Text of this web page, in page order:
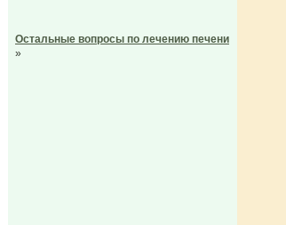
Остальные вопросы по лечению печени
»